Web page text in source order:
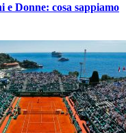
e Donne: cosa sappiamo